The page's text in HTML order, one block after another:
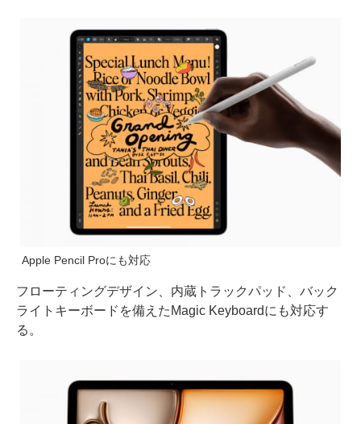
Apple Pencil Proにも対応
フローティングデザイン、内蔵トラックパッド、バック
ライトキーボードを備えたMagic Keyboardにも対応す
る。